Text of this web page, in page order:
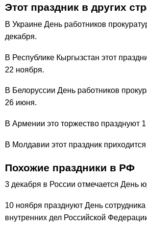
Этот праздник в других
В Украине День работников
декабря.
В Республике Кыргызстан этот
22 ноября.
В Белоруссии День работников
26 июня.
В Армении это торжество празднуют
В Молдавии этот праздник
Похожие праздники в РФ
3 декабря в России отмечается День
10 ноября празднуют День сотрудника
внутренних дел Российской